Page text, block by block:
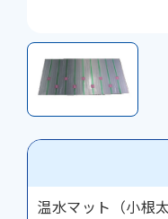
温水マット（小根